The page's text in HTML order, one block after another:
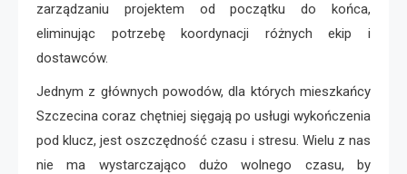
zarządzaniu projektem od początku do końca,
eliminując potrzebę koordynacji różnych ekip i
dostawców.
Jednym z głównych powodów, dla których mieszkańcy
Szczecina coraz chętniej sięgają po usługi wykończenia
pod klucz, jest oszczędność czasu i stresu. Wielu z nas
nie ma wystarczająco dużo wolnego czasu, by